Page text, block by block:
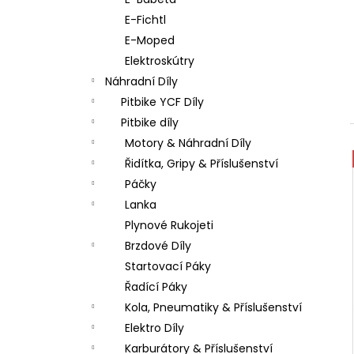
E-Fichtl
E-Moped
Elektroskútry
Náhradní Díly
Pitbike YCF Díly
Pitbike díly
Motory & Náhradní Díly
Řidítka, Gripy & Příslušenství
Páčky
Lanka
Plynové Rukojeti
Brzdové Díly
Startovací Páky
Řadící Páky
Kola, Pneumatiky & Příslušenství
Elektro Díly
Karburátory & Příslušenství
LOŽISKO KOLA 6202 2RS STOMP,
DEMONX ,WPB